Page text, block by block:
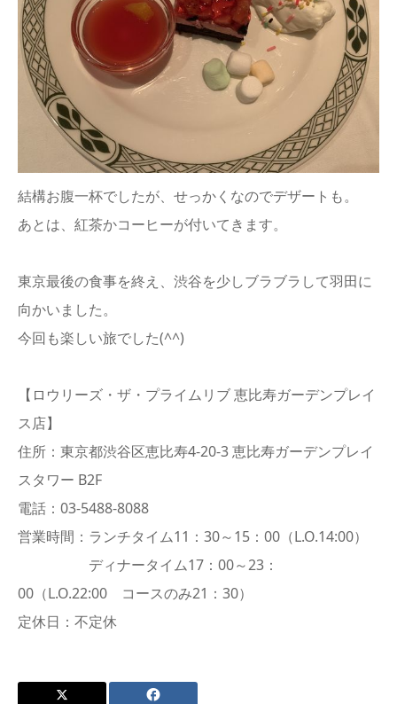
結構お腹一杯でしたが、せっかくなのでデザートも。
あとは、紅茶かコーヒーが付いてきます。
東京最後の食事を終え、渋谷を少しブラブラして羽田に
向かいました。
今回も楽しい旅でした(^^)
【ロウリーズ・ザ・プライムリブ 恵比寿ガーデンプレイ
ス店】
住所：東京都渋谷区恵比寿4-20-3 恵比寿ガーデンプレイ
スタワー B2F
電話：03-5488-8088
営業時間：ランチタイム11：30～15：00（L.O.14:00）
ディナータイム17：00～23：
00（L.O.22:00 コースのみ21：30）
定休日：不定休